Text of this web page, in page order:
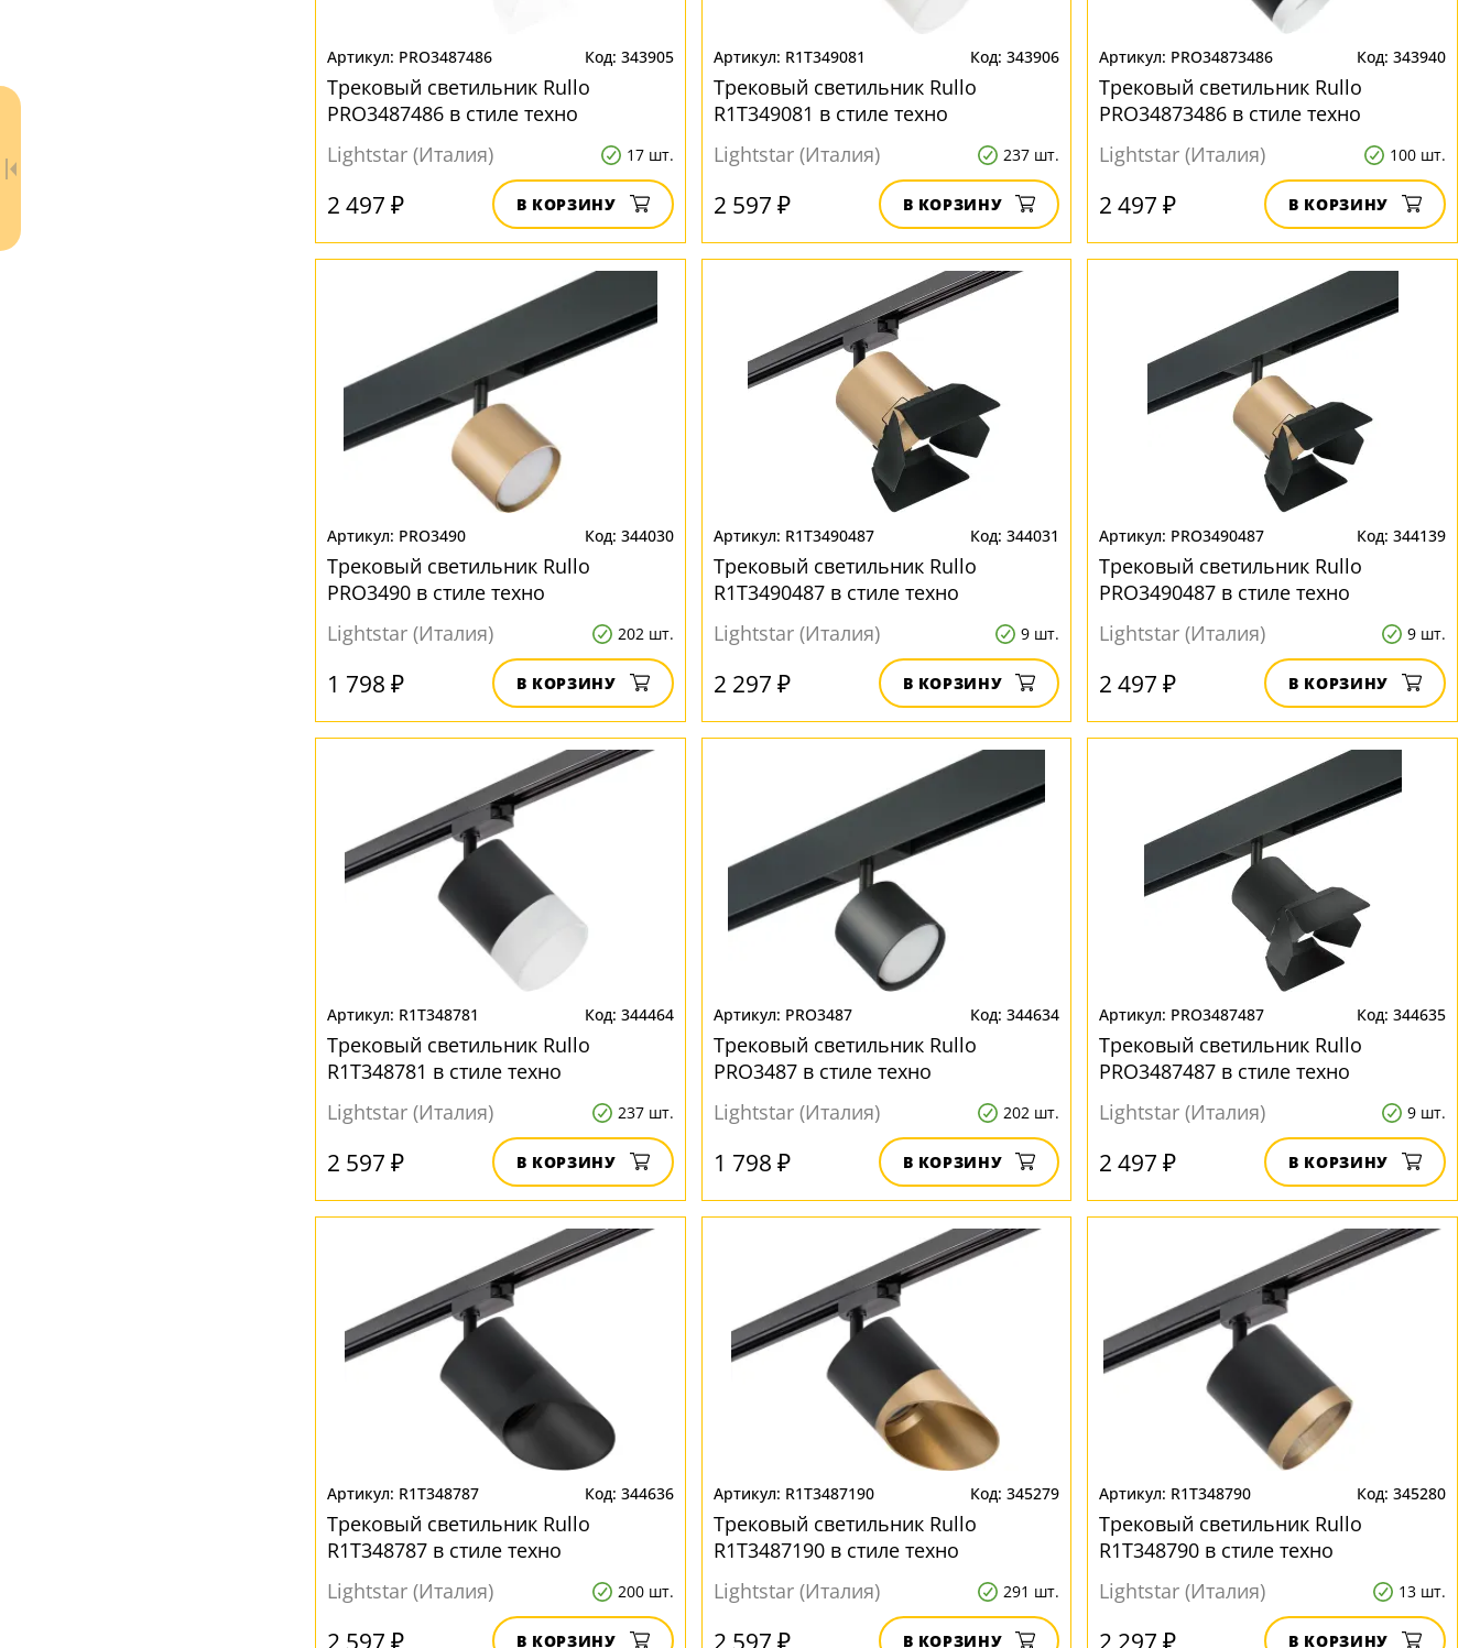
- бесплатная доставка
PRO3487486 343905
Трековый светильник Rullo
PRO3487486 в стиле техно
Lightstar (Италия)
17 шт.
2 497 ₽ В КОРЗИНУ
R1T349081 343906
Трековый светильник Rullo
R1T349081 в стиле техно
Lightstar (Италия)
237 шт.
2 597 ₽ В КОРЗИНУ
PRO34873486 343940
Трековый светильник Rullo
PRO34873486 в стиле техно
Lightstar (Италия)
100 шт.
2 497 ₽ В КОРЗИНУ
PRO3490 344030
Трековый светильник Rullo
PRO3490 в стиле техно
Lightstar (Италия)
202 шт.
1 798 ₽ В КОРЗИНУ
R1T3490487 344031
Трековый светильник Rullo
R1T3490487 в стиле техно
Lightstar (Италия)
9 шт.
2 297 ₽ В КОРЗИНУ
PRO3490487 344139
Трековый светильник Rullo
PRO3490487 в стиле техно
Lightstar (Италия)
9 шт.
2 497 ₽ В КОРЗИНУ
R1T348781 344464
Трековый светильник Rullo
R1T348781 в стиле техно
Lightstar (Италия)
237 шт.
2 597 ₽ В КОРЗИНУ
PRO3487 344634
Трековый светильник Rullo
PRO3487 в стиле техно
Lightstar (Италия)
202 шт.
1 798 ₽ В КОРЗИНУ
PRO3487487 344635
Трековый светильник Rullo
PRO3487487 в стиле техно
Lightstar (Италия)
9 шт.
2 497 ₽ В КОРЗИНУ
R1T348787 344636
Трековый светильник Rullo
R1T348787 в стиле техно
Lightstar (Италия)
200 шт.
2 597 ₽ В КОРЗИНУ
R1T3487190 345279
Трековый светильник Rullo
R1T3487190 в стиле техно
Lightstar (Италия)
291 шт.
2 597 ₽ В КОРЗИНУ
R1T348790 345280
Трековый светильник Rullo
R1T348790 в стиле техно
Lightstar (Италия)
13 шт.
2 297 ₽ В КОРЗИНУ